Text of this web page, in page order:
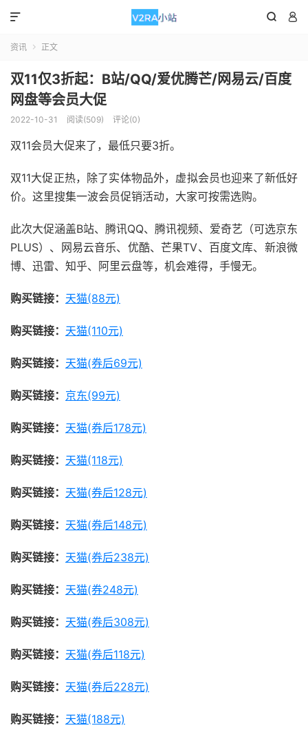
 

资讯  正文
双11仅3折起：B站/QQ/爱优腾芒/网易云/百度
网盘等会员大促
2022-10-31 阅读(509) 评论(0)
双11会员大促来了，最低只要3折。
双11大促正热，除了实体物品外，虚拟会员也迎来了新低好
价。这里搜集一波会员促销活动，大家可按需选购。
此次大促涵盖B站、腾讯QQ、腾讯视频、爱奇艺（可选京东
PLUS）、网易云音乐、优酷、芒果TV、百度文库、新浪微
博、迅雷、知乎、阿里云盘等，机会难得，手慢无。
购买链接： 天猫(88元)
购买链接： 天猫(110元)
购买链接： 天猫(券后69元)
购买链接： 京东(99元)
购买链接： 天猫(券后178元)
购买链接： 天猫(118元)
购买链接： 天猫(券后128元)
购买链接： 天猫(券后148元)
购买链接： 天猫(券后238元)
购买链接： 天猫(券248元)
购买链接： 天猫(券后308元)
购买链接： 天猫(券后118元)
购买链接： 天猫(券后228元)
购买链接： 天猫(188元)